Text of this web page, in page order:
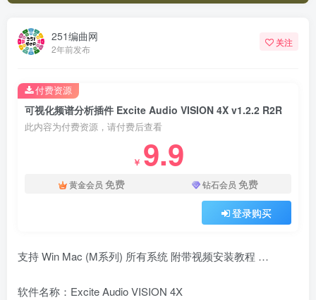
251编曲网
2年前发布
关注
可视化频谱分析插件 Excite Audio VISION 4X v1.2.2 R2R
此内容为付费资源，请付费后查看
￥ 9.9
黄金会员 免费 钻石会员 免费
登录购买
付费资源
支持 Win Mac (M系列) 所有系统 附带视频安装教程 …
软件名称：Excite Audio VISION 4X